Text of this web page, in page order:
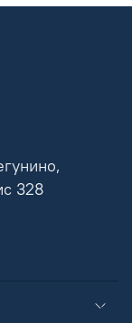
328